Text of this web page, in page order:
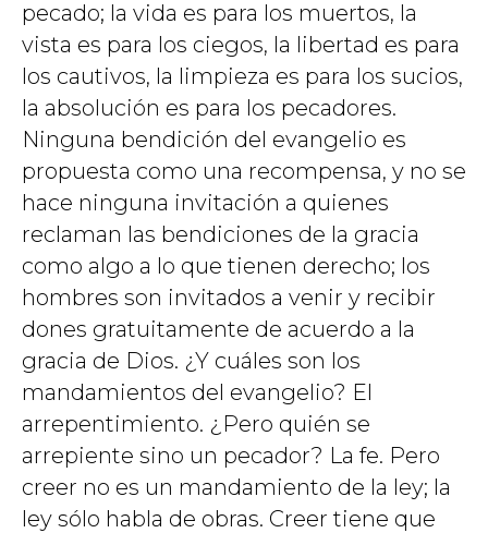
pecado; la vida es para los muertos, la
vista es para los ciegos, la libertad es para
los cautivos, la limpieza es para los sucios,
la absolución es para los pecadores.
Ninguna bendición del evangelio es
propuesta como una recompensa, y no se
hace ninguna invitación a quienes
reclaman las bendiciones de la gracia
como algo a lo que tienen derecho; los
hombres son invitados a venir y recibir
dones gratuitamente de acuerdo a la
gracia de Dios. ¿Y cuáles son los
mandamientos del evangelio? El
arrepentimiento. ¿Pero quién se
arrepiente sino un pecador? La fe. Pero
creer no es un mandamiento de la ley; la
ley sólo habla de obras. Creer tiene que